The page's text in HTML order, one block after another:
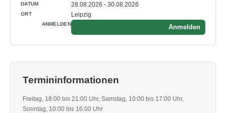
28.08.2026 - 30.08.2026
Leipzig
Anmelden
Termininformationen
Freitag, 18:00 bis 21:00 Uhr, Samstag, 10:00 bis 17:00 Uhr,
Sonntag, 10:00 bis 16:00 Uhr